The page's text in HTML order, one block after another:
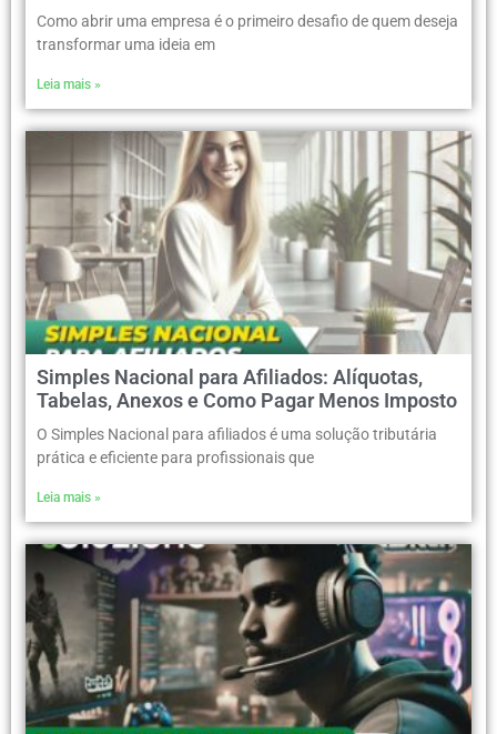
Como abrir uma empresa é o primeiro desafio de quem deseja
transformar uma ideia em
Leia mais »
Simples Nacional para Afiliados: Alíquotas,
Tabelas, Anexos e Como Pagar Menos Imposto
O Simples Nacional para afiliados é uma solução tributária
prática e eficiente para profissionais que
Leia mais »